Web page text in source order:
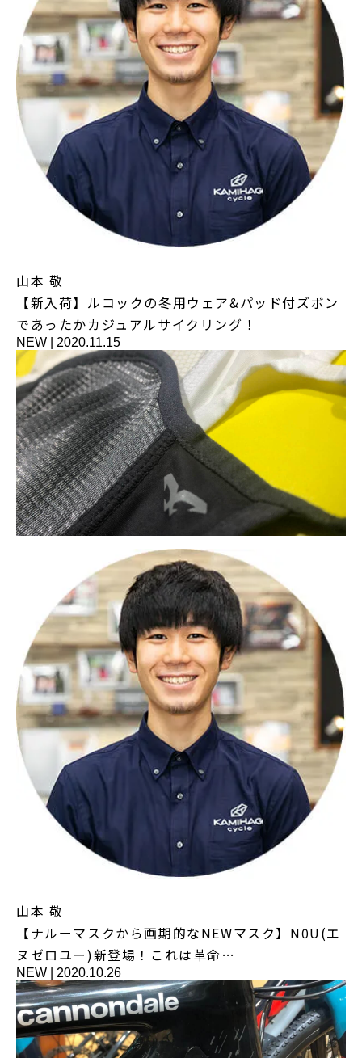
山本 敬
【新入荷】ルコックの冬用ウェア&パッド付ズボン
であったかカジュアルサイクリング！
NEW 2020.11.15
山本 敬
【ナルーマスクから画期的なNEWマスク】N0U(エ
ヌゼロユー)新登場！これは革命…
NEW 2020.10.26